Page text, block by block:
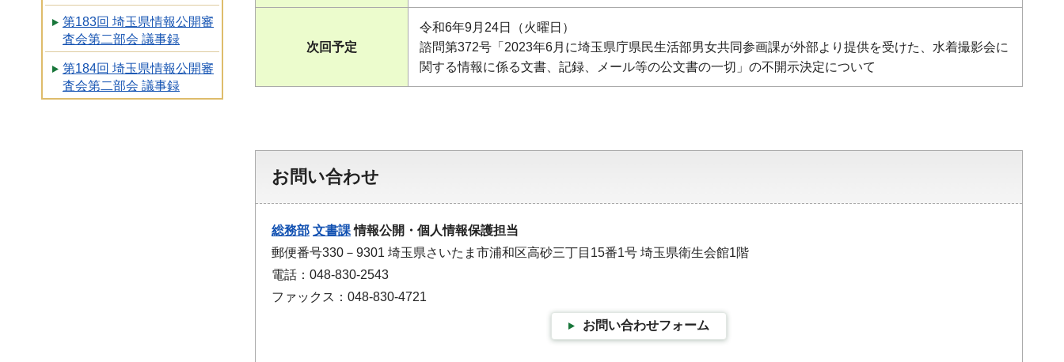
第183回 埼玉県情報公開審
査会第二部会 議事録
第184回 埼玉県情報公開審
査会第二部会 議事録
次回予定
令和6年9月24日（火曜日）
諮問第372号「2023年6月に埼玉県庁県民生活部男女共同参画課が外部より提供を受けた、水着撮影会に
関する情報に係る文書、記録、メール等の公文書の一切」の不開示決定について
お問い合わせ
総務部 文書課情報公開・個人情報保護担当
郵便番号330－9301 埼玉県さいたま市浦和区高砂三丁目15番1号 埼玉県衛生会館1階
電話：048-830-2543
ファックス：048-830-4721
お問い合わせフォーム